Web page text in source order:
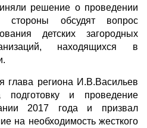
решение о проведении
стороны обсудят вопрос
детских загородных
находящихся в
глава региона И.В.Васильев
подготовку и проведение
2017 года и призвал
на необходимость жесткого